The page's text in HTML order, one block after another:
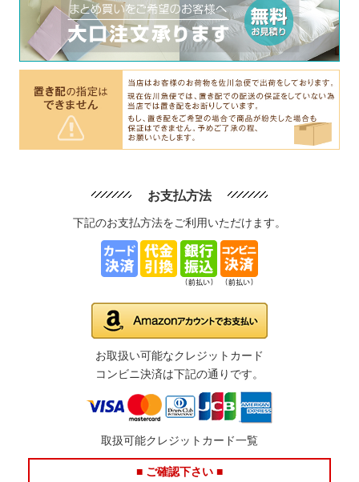
お支払方法
下記のお支払方法をご利用いただけます。
お取扱い可能なクレジットカード
コンビニ決済は下記の通りです。
取扱可能クレジットカード一覧
■ ご確認下さい ■